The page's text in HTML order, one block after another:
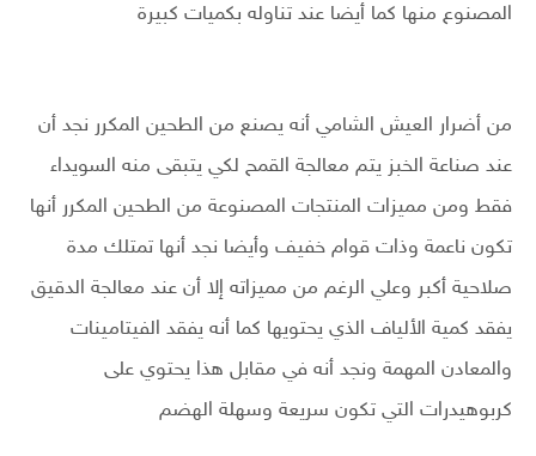
المصنوع منها كما أيضا عند تناوله بكميات كبيرة
من أضرار العيش الشامي أنه يصنع من الطحين المكرر نجد أن
عند صناعة الخبز يتم معالجة القمح لكي يتبقى منه السويداء
فقط ومن مميزات المنتجات المصنوعة من الطحين المكرر أنها
تكون ناعمة وذات قوام خفيف وأيضا نجد أنها تمتلك مدة
صلاحية أكبر وعلي الرغم من مميزاته إلا أن عند معالجة الدقيق
يفقد كمية الألياف الذي يحتويها كما أنه يفقد الفيتامينات
والمعادن المهمة ونجد أنه في مقابل هذا يحتوي على
كربوهيدرات التي تكون سريعة وسهلة الهضم